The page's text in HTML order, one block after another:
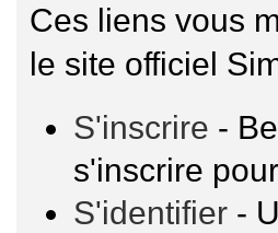
Ces liens vous
le site officiel
S'inscrire -
s'inscrire
S'identifier -